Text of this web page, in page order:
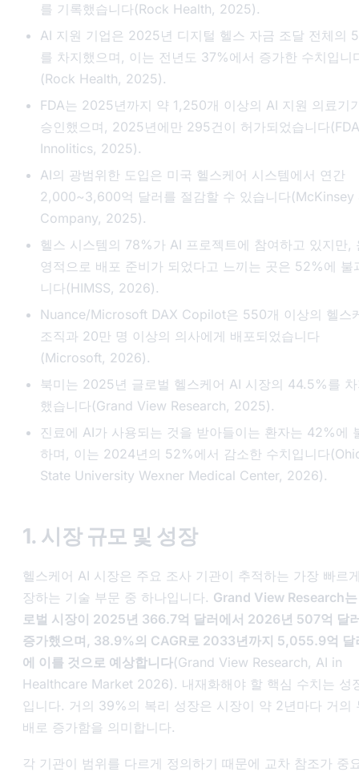
를 기록했습니다(Rock Health, 2025).
AI 지원 기업은 2025년 디지털 헬스 자금 조달 전체의
를 차지했으며, 이는 전년도 37%에서 증가한 수치입니
(Rock Health, 2025).
FDA는 2025년까지 약 1,250개 이상의 AI 지원 의료기
승인했으며, 2025년에만 295건이 허가되었습니다
Innolitics, 2025).
AI의 광범위한 도입은 미국 헬스케어 시스템에서 연간
2,000~3,600억 달러를 절감할 수 있습니다(McKinsey
Company, 2025).
헬스 시스템의 78%가 AI 프로젝트에 참여하고 있지만,
영적으로 배포 준비가 되었다고 느끼는 곳은 52%에 불
니다(HIMSS, 2026).
Nuance/Microsoft DAX Copilot은 550개 이상의 헬스
조직과 20만 명 이상의 의사에게 배포되었습니다
(Microsoft, 2026).
북미는 2025년 글로벌 헬스케어 AI 시장의 44.5%를
했습니다(Grand View Research, 2025).
진료에 AI가 사용되는 것을 받아들이는 환자는 42%에
하며, 이는 2024년의 52%에서 감소한 수치입니다
State University Wexner Medical Center, 2026).
1. 시장 규모 및 성장
헬스케어 AI 시장은 주요 조사 기관이 추적하는 가장 빠르
장하는 기술 부문 중 하나입니다. Grand View Research
로벌 시장이 2025년 366.7억 달러에서 2026년 507억 달
증가했으며, 38.9%의 CAGR로 2033년까지 5,055.9억 달
에 이를 것으로 예상합니다(Grand View Research, AI in
Healthcare Market 2026). 내재화해야 할 핵심 수치는 성
입니다. 거의 39%의 복리 성장은 시장이 약 2년마다 거의
배로 증가함을 의미합니다.
각 기관이 범위를 다르게 정의하기 때문에 교차 참조가 중